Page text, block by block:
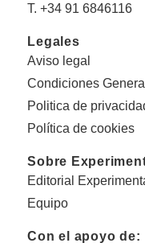
T. +34 91 6846116
Legales
Aviso legal
Condiciones
Politica de
Política de cookies
Sobre
Editorial
Equipo
Con el apoyo de: